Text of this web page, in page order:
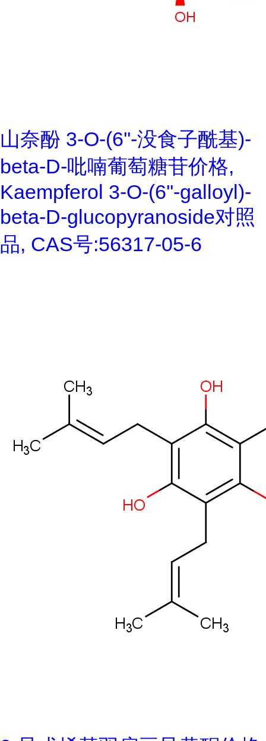
山奈酚 3-O-(6''-没食子酰基)-
beta-D-吡喃葡萄糖苷价格,
Kaempferol 3-O-(6''-galloyl)-
beta-D-glucopyranoside对照
品, CAS号:56317-05-6